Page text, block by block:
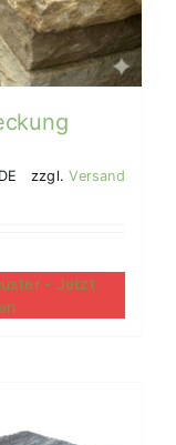
zzgl.Versand
- Jetzt